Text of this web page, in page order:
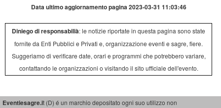
Data ultimo aggiornamento pagina 2023-03-31 11:03:46
Diniego di responsabilià: le notizie riportate in questa pagina sono state
fornite da Enti Pubblici e Privati e, organizzazione eventi e sagre, fiere.
Suggeriamo di verificare date, orari e programmi che potrebbero variare,
contattando le organizzazioni o visitando il sito ufficiale dell'evento.
Eventiesagre.it (D) é un marchio depositato ogni suo utilizzo non